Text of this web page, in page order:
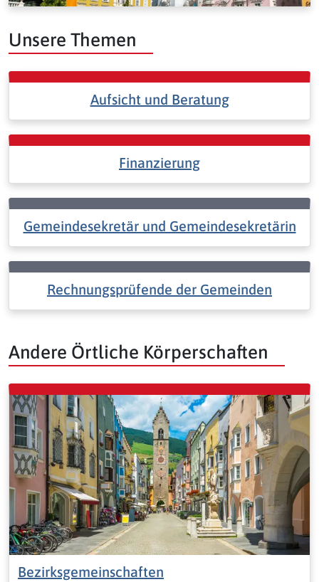
Unsere Themen
Aufsicht und Beratung
Finanzierung
Gemeindesekretär und Gemeindesekretärin
Rechnungsprüfende der Gemeinden
Andere Örtliche Körperschaften
Bezirksgemeinschaften